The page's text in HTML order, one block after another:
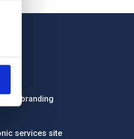
branding
services site